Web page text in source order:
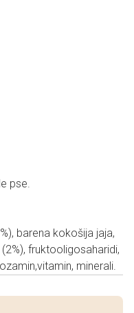
pse.
barena kokošija jaja,
fruktooligosaharidi,
minerali.